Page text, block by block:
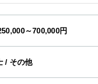
～700,000円
/ その他